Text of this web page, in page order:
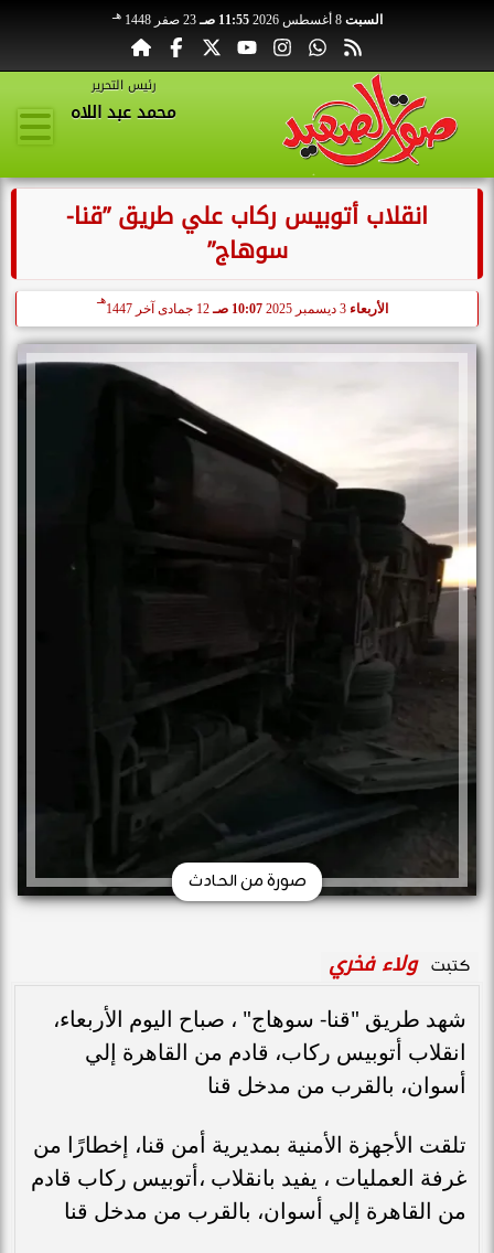
السبت 8 أغسطس 2026 11:55 صـ 23 صفر 1448 هـ
رئيس التحرير
محمد عبد اللاه
انقلاب أتوبيس ركاب علي طريق ”قنا-
سوهاج”
الأربعاء 10:07 صـ 12 جمادى آخر 1447
هـ
صورة من الحادث
كتبت ولاء فخري
شهد طريق "قنا- سوهاج" ، صباح اليوم الأربعاء،
انقلاب أتوبيس ركاب، قادم من القاهرة إلي
أسوان، بالقرب من مدخل قنا
تلقت الأجهزة الأمنية بمديرية أمن قنا، إخطارًا من
غرفة العمليات ، يفيد بانقلاب ،أتوبيس ركاب قادم
من القاهرة إلي أسوان، بالقرب من مدخل قنا